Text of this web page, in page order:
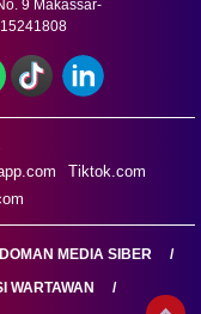
9 Makassar-
Tiktok.com
MEDIA SIBER
WARTAWAN